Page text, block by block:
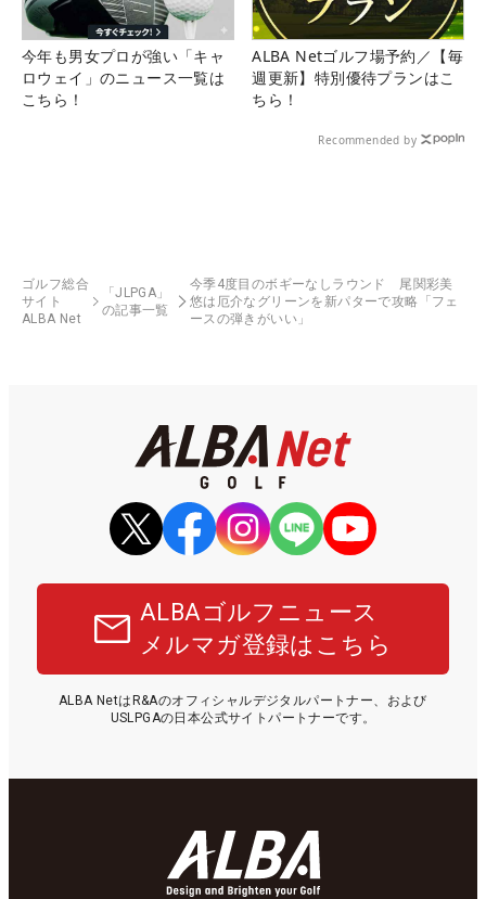
今年も男女プロが強い「キャ
ロウェイ」のニュース一覧は
こちら！
ALBA Netゴルフ場予約／【毎
週更新】特別優待プランはこ
ちら！
Recommended by
ゴルフ総合
サイト
ALBA Net
「JLPGA」
の記事一覧
今季4度目のボギーなしラウンド 尾関彩美
悠は厄介なグリーンを新パターで攻略「フェ
ースの弾きがいい」
ALBAゴルフニュース
メルマガ登録はこちら
ALBA NetはR&Aのオフィシャルデジタルパートナー、および
USLPGAの日本公式サイトパートナーです。